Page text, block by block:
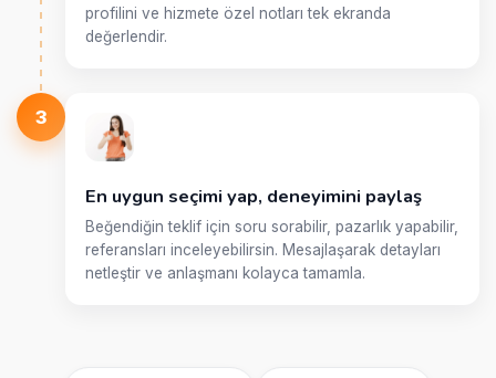
profilini ve hizmete özel notları tek ekranda
değerlendir.
3
En uygun seçimi yap, deneyimini paylaş
Beğendiğin teklif için soru sorabilir, pazarlık yapabilir,
referansları inceleyebilirsin. Mesajlaşarak detayları
netleştir ve anlaşmanı kolayca tamamla.